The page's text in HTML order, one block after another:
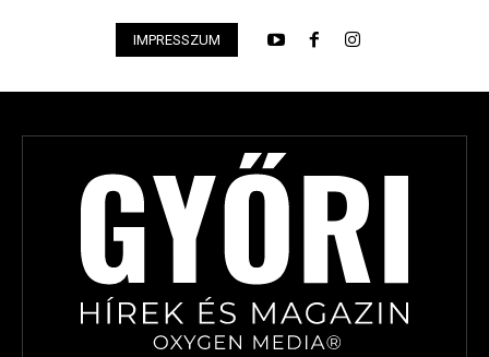
IMPRESSZUM